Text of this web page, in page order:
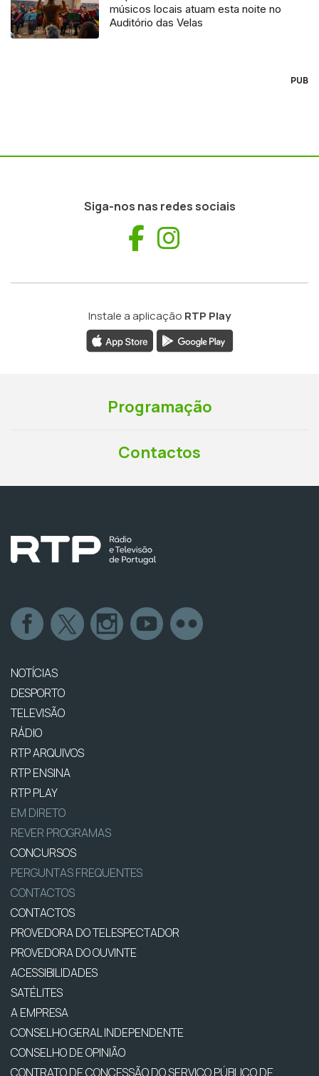
músicos locais atuam esta noite no
Auditório das Velas
PUB
Siga-nos nas redes sociais
Facebook
Instale a aplicação RTP Play
Programação
Contactos
NOTÍCIAS
DESPORTO
TELEVISÃO
RÁDIO
RTP ARQUIVOS
RTP ENSINA
RTP PLAY
EM DIRETO
REVER PROGRAMAS
CONCURSOS
PERGUNTAS FREQUENTES
CONTACTOS
CONTACTOS
PROVEDORA DO TELESPECTADOR
PROVEDORA DO OUVINTE
ACESSIBILIDADES
SATÉLITES
A EMPRESA
CONSELHO GERAL INDEPENDENTE
CONSELHO DE OPINIÃO
CONTRATO DE CONCESSÃO DO SERVIÇO PÚBLICO DE